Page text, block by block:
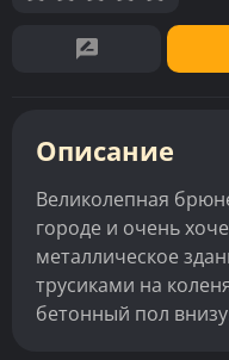
Описание
Великолепная
городе и очень
металлическое
трусиками на
бетонный пол